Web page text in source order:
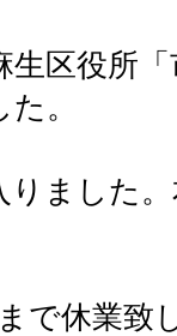
生区役所
。
りました
で休業致